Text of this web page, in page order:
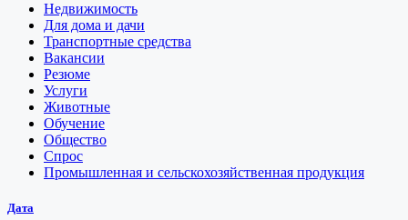
Недвижимость
Для дома и дачи
Транспортные средства
Вакансии
Резюме
Услуги
Животные
Обучение
Общество
Спрос
Промышленная и сельскохозяйственная продукция
Дата